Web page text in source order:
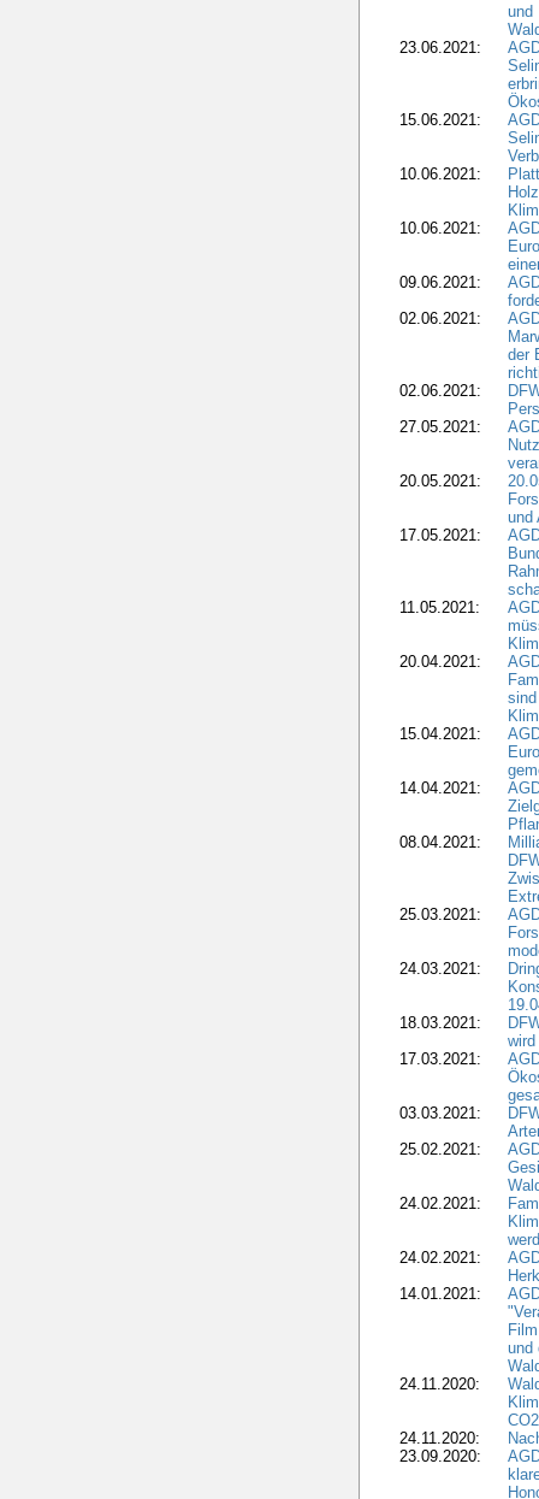
und
23.06.2021:
15.06.2021:
10.06.2021:
10.06.2021:
09.06.2021:
02.06.2021:
der
02.06.2021:
27.05.2021:
20.05.2021:
und
17.05.2021:
11.05.2021:
20.04.2021:
15.04.2021:
14.04.2021:
08.04.2021:
25.03.2021:
24.03.2021:
18.03.2021:
17.03.2021:
03.03.2021:
25.02.2021:
24.02.2021:
24.02.2021:
14.01.2021:
und
24.11.2020:
24.11.2020:
23.09.2020: